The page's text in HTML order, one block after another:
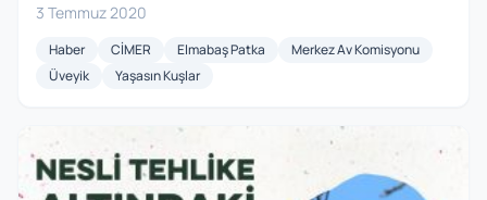
3 Temmuz 2020
Haber CİMER Elmabaş Patka
Merkez Av Komisyonu
Üveyik
Yaşasın Kuşlar